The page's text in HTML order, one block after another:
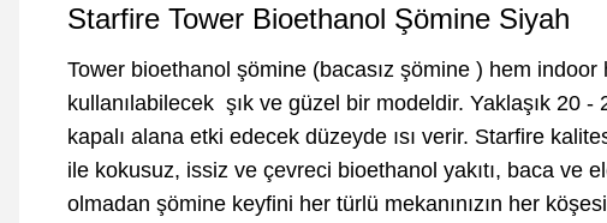
Starfire Tower Bioethanol Şömine Siyah
Tower bioethanol şömine (bacasız şömine ) hem indoor
kullanılabilecek şık ve güzel bir modeldir. Yaklaşık 20 -
kapalı alana etki edecek düzeyde ısı verir. Starfire
ile kokusuz, issiz ve çevreci bioethanol yakıtı, baca ve
olmadan şömine keyfini her türlü mekanınızın her